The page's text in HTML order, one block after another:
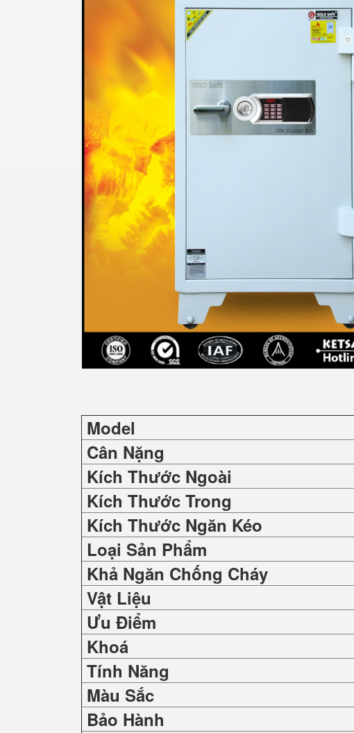
Model
Cân Nặng
Kích Thước Ngoài
Kích Thước Trong
Kích Thước Ngăn Kéo
Loại Sản Phẩm
Khả Ngăn Chống Cháy
Vật Liệu
Ưu Điểm
Khoá
Tính Năng
Màu Sắc
Bảo Hành